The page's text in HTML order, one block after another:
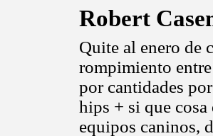
Robert
Quite al enero de
rompimiento
por cantidades
hips + si que
equipos caninos,